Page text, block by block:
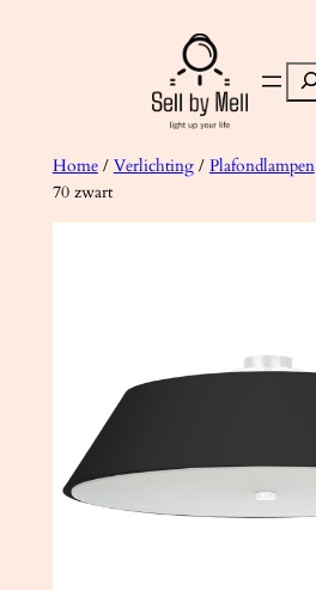
Home/ Verlichting/ Plafondlampen
70 zwart